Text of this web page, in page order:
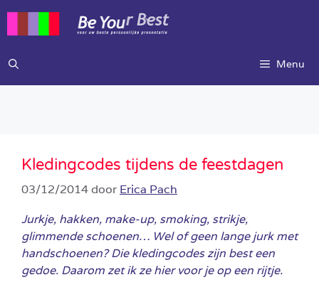
inhoud
Menu
Kledingcodes tijdens de feestdagen
03/12/2014door Erica Pach
Jurkje, hakken, make-up, smoking, strikje,
glimmende schoenen… Wel of geen lange jurk met
handschoenen? Die kledingcodes zijn best een
gedoe. Daarom zet ik ze hier voor je op een rijtje.